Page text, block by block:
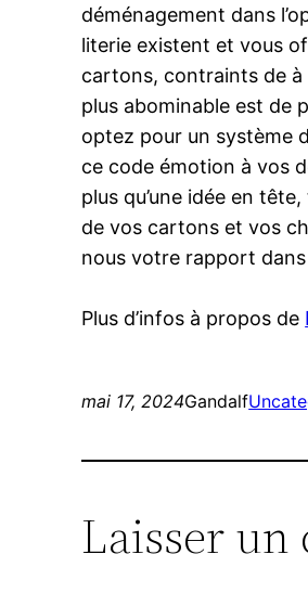
déménagement dans
literie existent et vous
cartons, contraints de à
plus abominable est de
optez pour un système
ce code émotion à vos
plus qu’une idée en
de vos cartons et vos
nous votre rapport dans
Plus d’infos à propos de
mai 17, 2024Gandalf
Laisser